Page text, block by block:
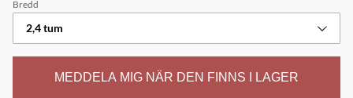
Bredd
2,4 tum
MEDDELA MIG NÄR DEN FINNS I LAGER